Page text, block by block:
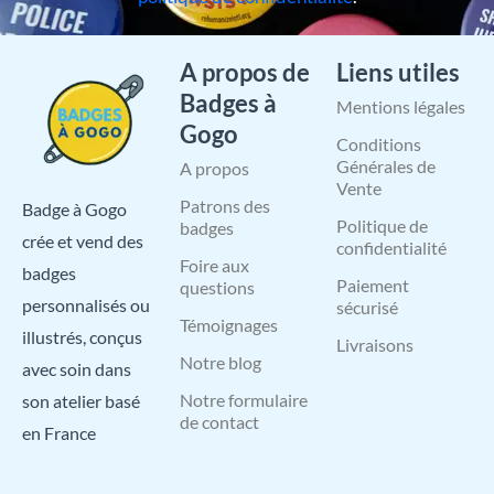
Badge à Gogo
crée et vend des
badges
personnalisés ou
illustrés, conçus
avec soin dans
son atelier basé
en France
A propos de
Badges à
Gogo
A propos
Patrons des
badges
Foire aux
questions
Témoignages
Notre blog
Notre formulaire
de contact
Liens utiles
Mentions légales
Conditions
Générales de
Vente
Politique de
confidentialité
Paiement
sécurisé
Livraisons